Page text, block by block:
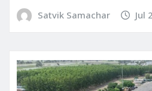
Satvik Samachar Jul